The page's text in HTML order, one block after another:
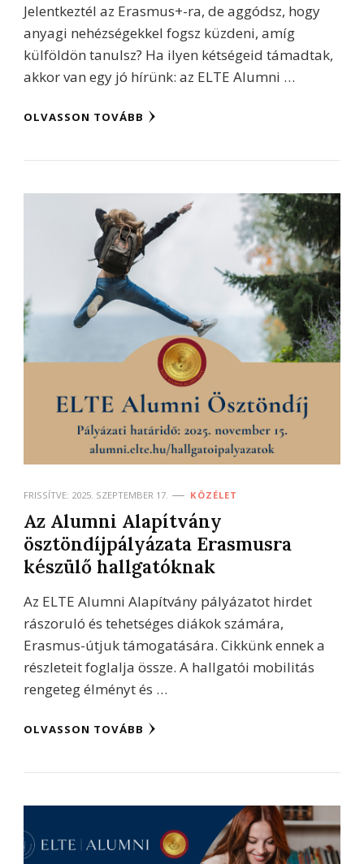
Jelentkeztél az Erasmus+-ra, de aggódsz, hogy
anyagi nehézségekkel fogsz küzdeni, amíg
külföldön tanulsz? Ha ilyen kétségeid támadtak,
akkor van egy jó hírünk: az ELTE Alumni …
OLVASSON TOVÁBB
FRISSÍTVE: 2025. SZEPTEMBER 17. KÖZÉLET
Az Alumni Alapítvány
ösztöndíjpályázata Erasmusra
készülő hallgatóknak
Az ELTE Alumni Alapítvány pályázatot hirdet
rászoruló és tehetséges diákok számára,
Erasmus-útjuk támogatására. Cikkünk ennek a
részleteit foglalja össze. A hallgatói mobilitás
rengeteg élményt és …
OLVASSON TOVÁBB